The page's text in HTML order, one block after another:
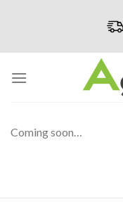
Coming soon…